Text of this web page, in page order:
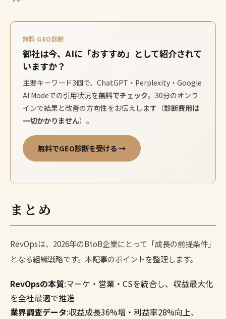
無料 GEO診断
御社は今、AIに「おすすめ」として紹介されて
いますか？
主要キーワード3個で、ChatGPT・Perplexity・Google
AI Modeでの引用状況を無料でチェック。30分のオンラ
インで結果と改善の方向性をお伝えします（診断費用は
一切かかりません）。
無料でGEO診断を受ける →
まとめ
RevOpsは、2026年のBtoB企業にとって「成長の前提条件」
となる組織戦略です。本記事のポイントを整理します。
RevOpsの本質:マーケ・営業・CSを統合し、収益最大化
を全社最適で推進
業界調査データ:収益成長36%増・利益率28%向上、